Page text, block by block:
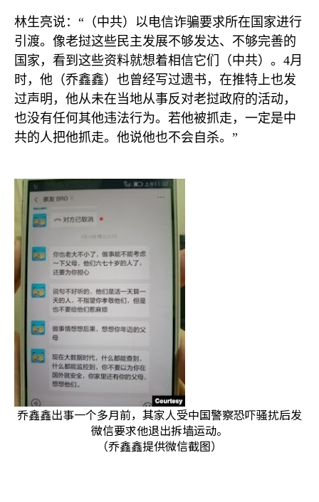
林生亮说：“（中共）以电信诈骗要求所在国家进行
引渡。像老挝这些民主发展不够发达、不够完善的
国家，看到这些资料就想着相信它们（中共）。 4月
时，他（乔鑫鑫）也曾经写过遗书，在推特上也发
过声明，他从未在当地从事反对老挝政府的活动，
也没有任何其他违法行为。若他被抓走，一定是中
共的人把他抓走。他说他也不会自杀。”
乔鑫鑫出事一个多月前，其家人受中国警察恐吓骚扰后发
微信要求他退出拆墙运动。
（乔鑫鑫提供微信截图）